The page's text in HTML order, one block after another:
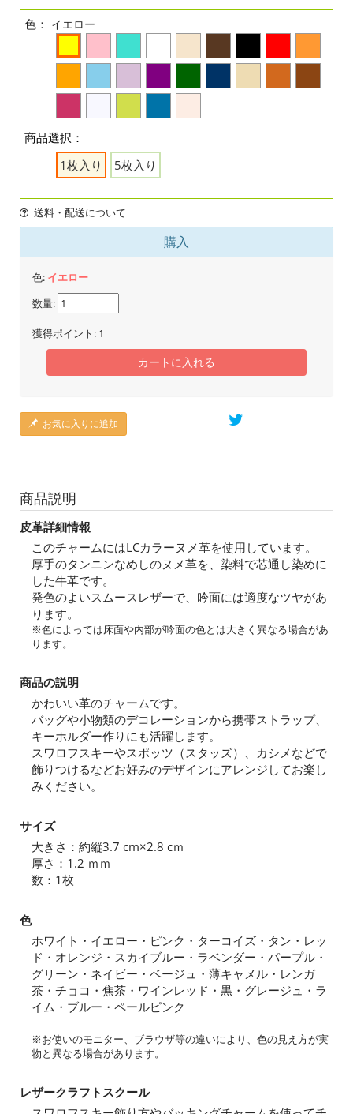
色： イエロー
商品選択：
1枚入り
5枚入り
送料・配送について
購入
色: イエロー
数量:
獲得ポイント: 1
カートに入れる
お気に入りに追加
商品説明
皮革詳細情報
このチャームにはLCカラーヌメ革を使用しています。
厚手のタンニンなめしのヌメ革を、染料で芯通し染めに
した牛革です。
発色のよいスムースレザーで、吟面には適度なツヤがあ
ります。
※色によっては床面や内部が吟面の色とは大きく異なる場合があ
ります。
商品の説明
かわいい革のチャームです。
バッグや小物類のデコレーションから携帯ストラップ、
キーホルダー作りにも活躍します。
スワロフスキーやスポッツ（スタッズ）、カシメなどで
飾りつけるなどお好みのデザインにアレンジしてお楽し
みください。
サイズ
大きさ：約縦3.7 cm×2.8 cｍ
厚さ：1.2 ｍｍ
数：1枚
色
ホワイト・イエロー・ピンク・ターコイズ・タン・レッ
ド・オレンジ・スカイブルー・ラベンダー・パープル・
グリーン・ネイビー・ベージュ・薄キャメル・レンガ
茶・チョコ・焦茶・ワインレッド・黒・グレージュ・ラ
イム・ブルー・ペールピンク
※お使いのモニター、ブラウザ等の違いにより、色の見え方が実
物と異なる場合があります。
レザークラフトスクール